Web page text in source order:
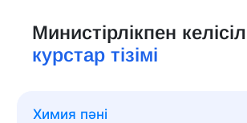
Министірлікпен
курстар тізімі
Химия пәні